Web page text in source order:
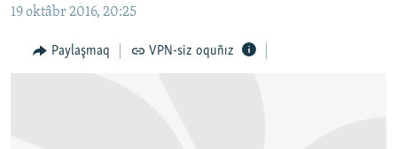
navigatsiyağa
qaytmaq
Qıdıruvğa
İQTİSADİYAT
CEMİYET
19 oktâbr 2016, 20:25
Paylaşmaq VPN-siz oquñız